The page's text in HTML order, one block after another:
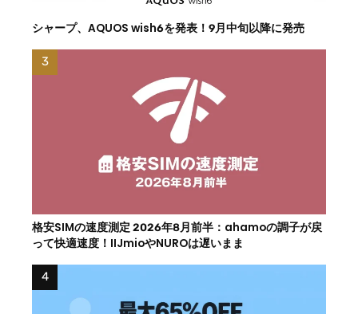
シャープ、AQUOS wish6を発表！9月中旬以降に発売
格安SIMの速度測定 2026年8月前半：ahamoの調子が戻
って快適速度！IIJmioやNUROは遅いまま